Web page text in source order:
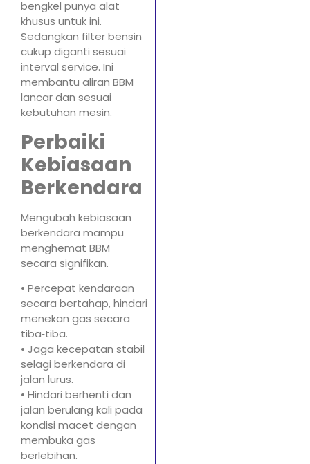
bengkel punya alat
khusus untuk ini.
Sedangkan filter bensin
cukup diganti sesuai
interval service. Ini
membantu aliran BBM
lancar dan sesuai
kebutuhan mesin.
Perbaiki
Kebiasaan
Berkendara
Mengubah kebiasaan
berkendara mampu
menghemat BBM
secara signifikan.
• Percepat kendaraan
secara bertahap, hindari
menekan gas secara
tiba‑tiba.
• Jaga kecepatan stabil
selagi berkendara di
jalan lurus.
• Hindari berhenti dan
jalan berulang kali pada
kondisi macet dengan
membuka gas
berlebihan.